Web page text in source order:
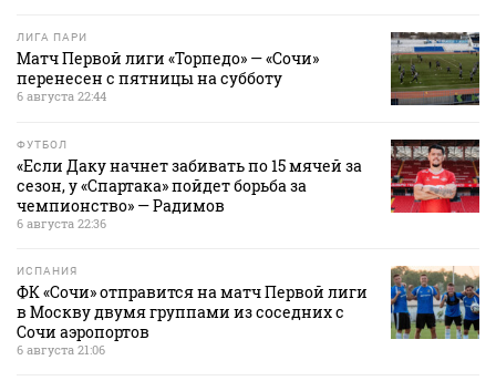
ЛИГА ПАРИ
Матч Первой лиги «Торпедо» — «Сочи»
перенесен с пятницы на субботу
6 августа 22:44
ФУТБОЛ
«Если Даку начнет забивать по 15 мячей за
сезон, у «Спартака» пойдет борьба за
чемпионство» — Радимов
6 августа 22:36
ИСПАНИЯ
ФК «Сочи» отправится на матч Первой лиги
в Москву двумя группами из соседних с
Сочи аэропортов
6 августа 21:06